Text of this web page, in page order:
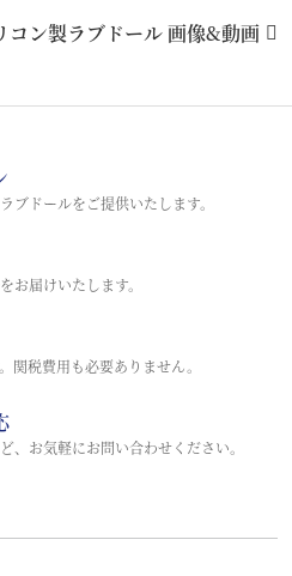
ン製ラブドール 画像&動画
ブドールをご提供いたします。
お届けいたします。
関税費用も必要ありません。
、お気軽にお問い合わせください。